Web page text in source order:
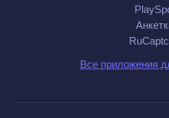
Все приложения